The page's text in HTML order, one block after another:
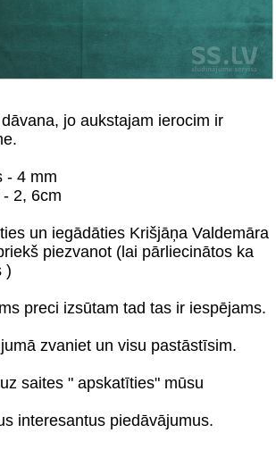
jo aukstajam ierocim ir
- 4 mm
2, 6cm
un iegādāties Krišjāņa Valdemāra
piezvanot (lai pārliecinātos ka
)
preci izsūtam tad tas ir iespējams.
zvaniet un visu pastāstīsim.
saites " apskatīties" mūsu
interesantus piedāvājumus.